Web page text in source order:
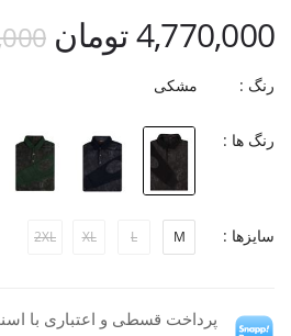
4,770,000 تومان
رنگ : مشکی
رنگ ها :
سایزها : M
L
XL
2XL
پرداخت قسطی و اعتباری با